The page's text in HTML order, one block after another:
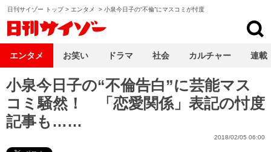
日刊サイゾー トップ> エンタメ > 小泉今日子の“不倫”にマスコミが忖度
小泉今日子の“不倫告白”に芸能マス
コミ騒然！ 「恋愛関係」表記の忖度
記事も……
2018/02/05 06:00
エンタメ お笑い ドラマ 社会 カルチャー 連載